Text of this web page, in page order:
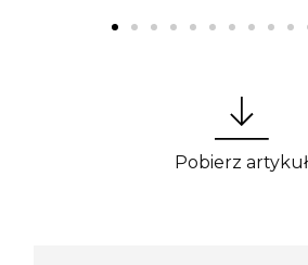
Pobierz artykuł